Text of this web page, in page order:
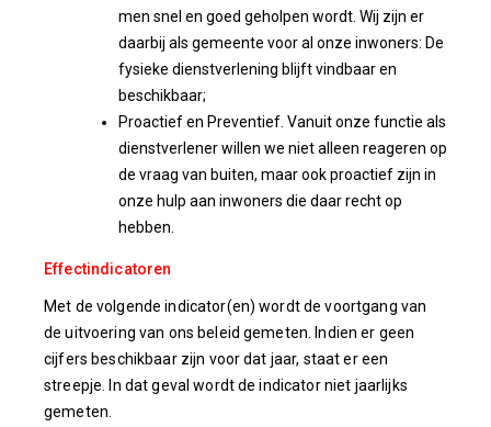
men snel en goed geholpen wordt. Wij zijn er
daarbij als gemeente voor al onze inwoners: De
fysieke dienstverlening blijft vindbaar en
beschikbaar;
Proactief en Preventief. Vanuit onze functie als
dienstverlener willen we niet alleen reageren op
de vraag van buiten, maar ook proactief zijn in
onze hulp aan inwoners die daar recht op
hebben.
Effectindicatoren
Met de volgende indicator(en) wordt de voortgang van
de uitvoering van ons beleid gemeten. Indien er geen
cijfers beschikbaar zijn voor dat jaar, staat er een
streepje. In dat geval wordt de indicator niet jaarlijks
gemeten.